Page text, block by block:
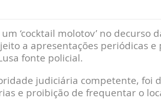
‘cocktail molotov’ no decurso
a apresentações periódicas
fonte policial.
judiciária competente, foi
e proibição de frequentar o